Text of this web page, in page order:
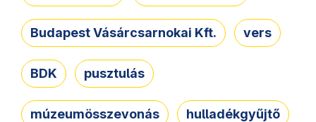
Budapest Vásárcsarnokai Kft. vers
BDK pusztulás
múzeumösszevonás hulladékgyűjtő